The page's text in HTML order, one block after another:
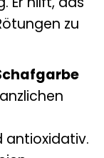
zu
antioxidativ.